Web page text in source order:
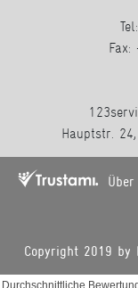
Hauptstr.
Copyright 2019 by
Durchschnittliche